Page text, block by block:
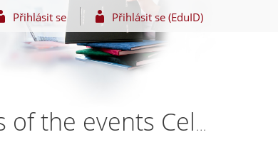
Přihlásit se Přihlásit se (EduID)
Animation of cultural memory in Zbraslav using examples of the events Celebrations of Eliška Přemyslovna and Rozmarná plovárna – Anna Hrdá